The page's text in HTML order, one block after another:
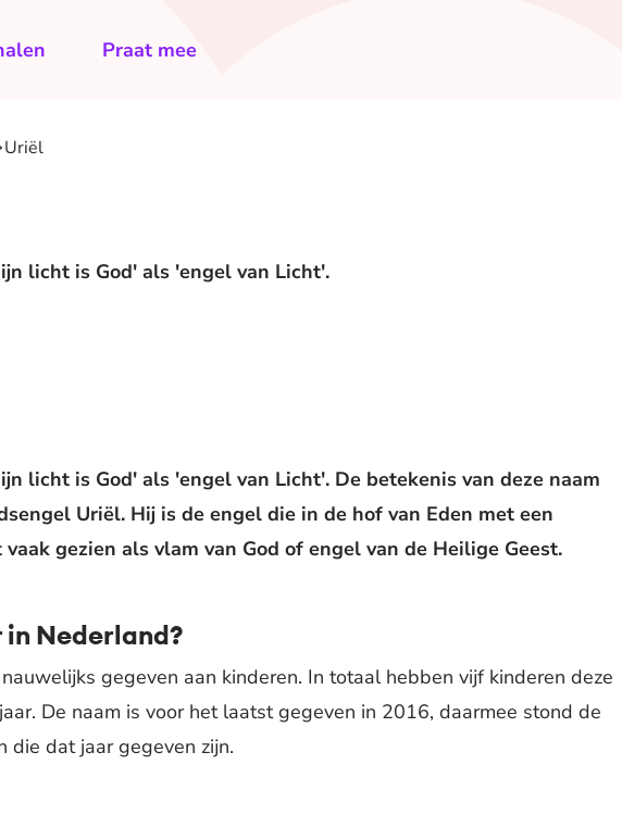
Praat mee
Uriël
licht is God' als 'engel van Licht'.
licht is God' als 'engel van Licht'. De betekenis van deze naam
Uriël. Hij is de engel die in de hof van Eden met een
gezien als vlam van God of engel van de Heilige Geest.
in Nederland?
gegeven aan kinderen. In totaal hebben vijf kinderen deze
De naam is voor het laatst gegeven in 2016, daarmee stond de
die dat jaar gegeven zijn.